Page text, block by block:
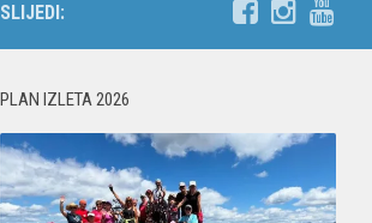
SLIJEDI:
PLAN IZLETA 2026